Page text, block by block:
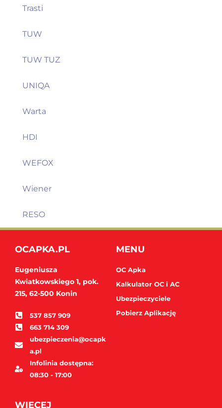
Trasti
TUW
TUW TUZ
UNIQA
Warta
HDI
WEFOX
Wiener
RESO
OCAPKA.PL
Eugeniusza
Kwiatkowskiego 1, pok.
215, 62-500 Konin
537 857 909
663 714 309
ubezpieczenia@ocapk
a.pl
Infolinia dostępna:
08:30 - 17:00
MENU
OC Apka
Kalkulator OC i AC
Ubezpieczyciele
Pobierz Aplikację
WIĘCEJ